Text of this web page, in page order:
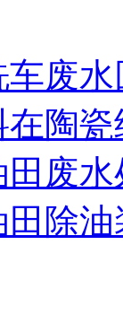
废
陶
废
除